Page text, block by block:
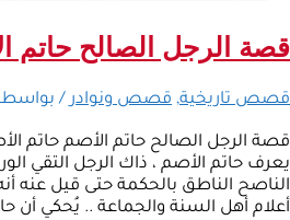
قصة الرجل الصالح حاتم
قصص تاريخية, قصص ونوادر /
قصة الرجل الصالح حاتم الأصم حاتم
يعرف حاتم الأصم ، ذاك الرجل التقي
الناصح الناطق بالحكمة حتى قيل عنه
أعلام أهل السنة والجماعة .. يُحكي أن